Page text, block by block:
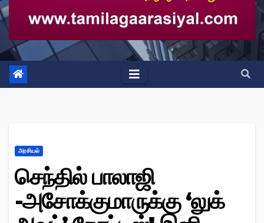
அரசியல்
செந்தில் பாலாஜி
-அசோக்குமாருக்கு ‘லுக்